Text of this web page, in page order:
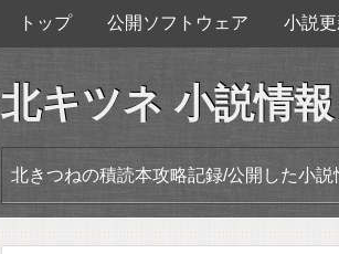
トップ 公開ソフトウェア 小説
北キツネ 小説情報
北きつねの積読本攻略記録/公開した小説